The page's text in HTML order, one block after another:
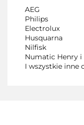
AEG
Philips
Electrolux
Husquarna
Nilfisk
Numatic Henry i
I wszystkie inne